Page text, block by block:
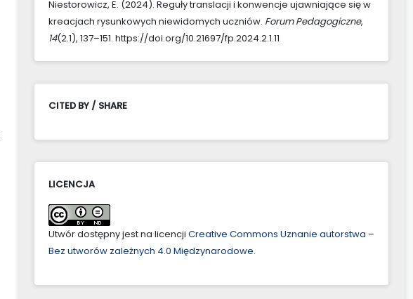
Niestorowicz, E. (2024). Reguły translacji i konwencje ujawniające się w
kreacjach rysunkowych niewidomych uczniów. Forum Pedagogiczne,
14(2.1), 137–151. https://doi.org/10.21697/fp.2024.2.1.11
CITED BY / SHARE
LICENCJA
Utwór dostępny jest na licencji Creative Commons Uznanie autorstwa –
Bez utworów zależnych 4.0 Międzynarodowe.